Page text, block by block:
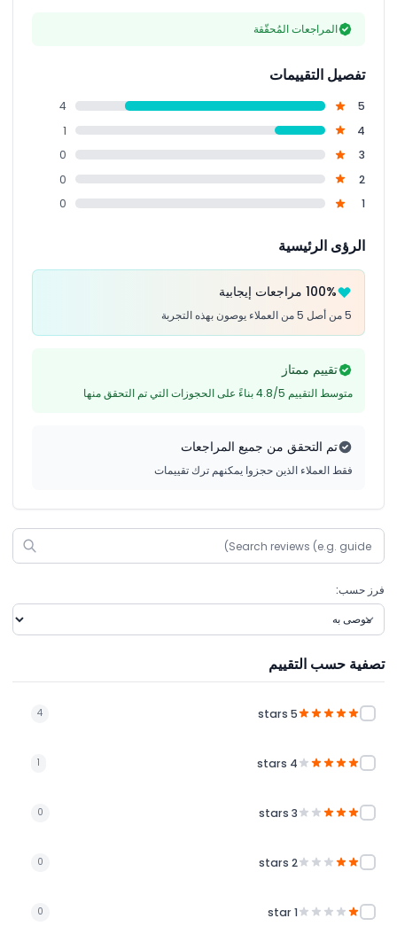
المراجعات المُحقّقة
تفصيل التقييمات
5
4
4
1
3
0
2
0
1
0
الرؤى الرئيسية
100% مراجعات إيجابية
5 من أصل 5 من العملاء يوصون بهذه التجربة
تقييم ممتاز
متوسط التقييم 4.8/5 بناءً على الحجوزات التي تم التحقق منها
تم التحقق من جميع المراجعات
فقط العملاء الذين حجزوا يمكنهم ترك تقييمات
فرز حسب:
تصفية حسب التقييم
5 stars
4
4 stars
1
3 stars
0
2 stars
0
1 star
0